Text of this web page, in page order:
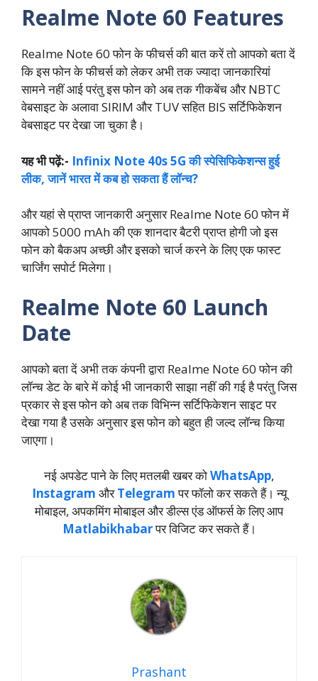
Realme Note 60 Features
Realme Note 60 फोन के फीचर्स की बात करें तो आपको बता दें
कि इस फोन के फीचर्स को लेकर अभी तक ज्यादा जानकारियां
सामने नहीं आई परंतु इस फोन को अब तक गीकबेंच और NBTC
वेबसाइट के अलावा SIRIM और TUV सहित BIS सर्टिफिकेशन
वेबसाइट पर देखा जा चुका है।
यह भी पढ़ें:- Infinix Note 40s 5G की स्‍पेसिफिकेशन्‍स हुई
लीक, जानें भारत में कब हो सकता हैं लॉन्‍च?
और यहां से प्राप्त जानकारी अनुसार Realme Note 60 फोन में
आपको 5000 mAh की एक शानदार बैटरी प्राप्त होगी जो इस
फोन को बैकअप अच्छी और इसको चार्ज करने के लिए एक फास्ट
चार्जिंग सपोर्ट मिलेगा।
Realme Note 60 Launch
Date
आपको बता दें अभी तक कंपनी द्वारा Realme Note 60 फोन की
लॉन्च डेट के बारे में कोई भी जानकारी साझा नहीं की गई है परंतु जिस
प्रकार से इस फोन को अब तक विभिन्न सर्टिफिकेशन साइट पर
देखा गया है उसके अनुसार इस फोन को बहुत ही जल्द लॉन्च किया
जाएगा।
नई अपडेट पाने के लिए मतलबी खबर कोWhatsApp,
Instagram औरTelegramपर फॉलो कर सकते हैं। न्‍यू
मोबाइल, अपकमिंग मोबाइल और डील्‍स एंड ऑफर्स के लिए आप
Matlabikhabarपर विजिट कर सकते हैं।
Prashant